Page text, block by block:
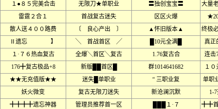
１●８５完美合击
无限刀★单职业 〓独创宝宝〓
大量
雷霆２合１
首战复古迷失 区区火爆
散人送４００路费
〔 良心产出 〕 ▲怀旧版本▲
终极
Ⅱ遗忘 】
╲ 首战首区 ╱ █10元全满█
真正
１·７６热血复古
全爆╲首区╲复古 1.76复古合
连击
176╋复古极品+8
新版██首区█ 群1014641682
１
★★无充值版★★
迷失█单职业 “ 三职业复
单职
妖火微变
复古无限刀迷失 新沧澜沉默
1-
╋╋╋╋遗忘神器
管理员推荐首一区 ███１·７
╋╋